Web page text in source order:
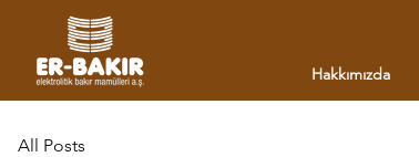
Hakkımızda
All Posts